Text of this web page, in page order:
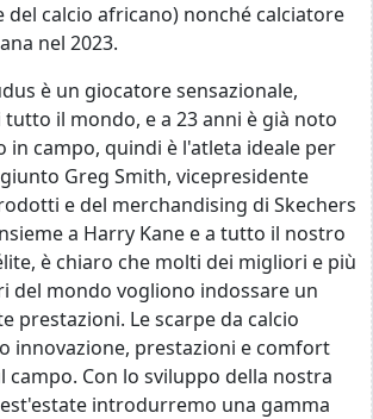
del calcio africano) nonché calciatore
nel 2023.
è un giocatore sensazionale,
il mondo, e a 23 anni è già noto
in campo, quindi è l'atleta ideale per
Greg Smith, vicepresidente
e del merchandising di Skechers
a Harry Kane e a tutto il nostro
è chiaro che molti dei migliori e più
del mondo vogliono indossare un
prestazioni. Le scarpe da calcio
innovazione, prestazioni e comfort
campo. Con lo sviluppo della nostra
introdurremo una gamma